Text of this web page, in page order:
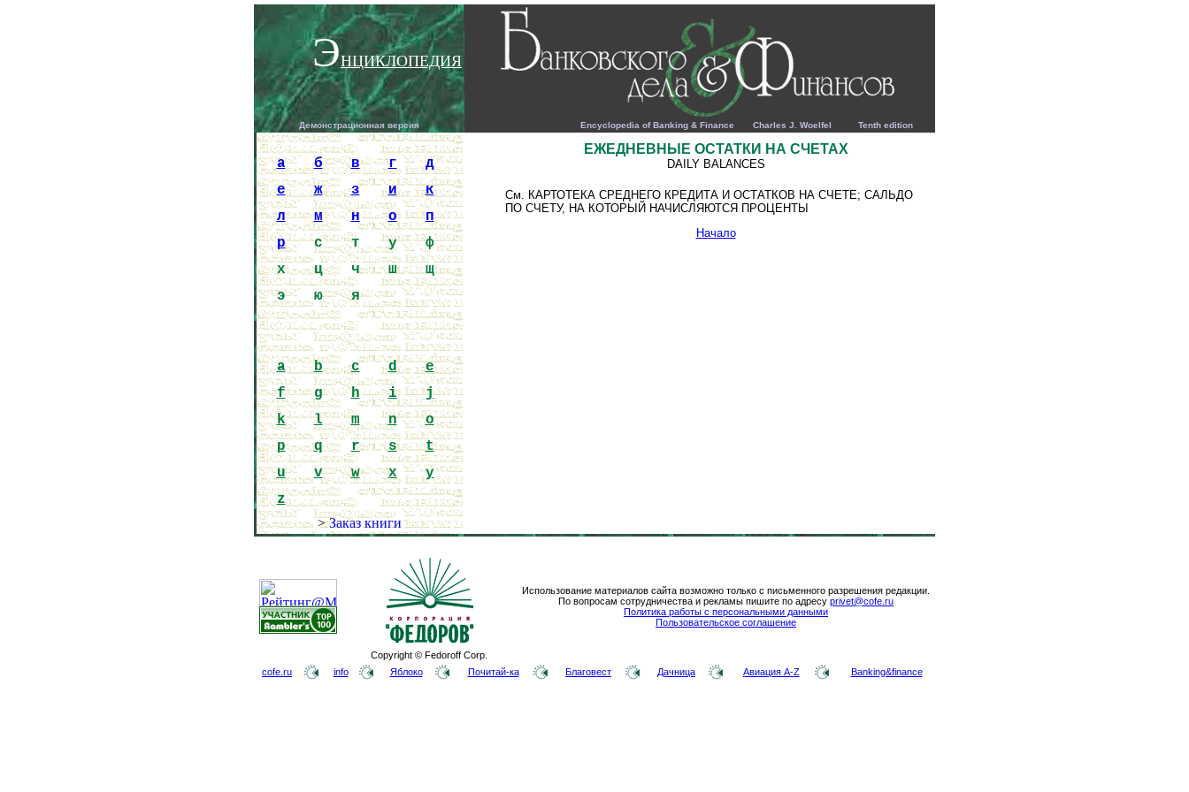
ЭНЦИКЛОПЕДИЯ
Демонстрационная версия Encyclopedia of Banking & Finance Charles J. Woelfel Tenth edition
a б в г
д
е
ж з и
к
л
м н о
п
р
с т у
ф
х
ц ч ш
щ
э
ю я
a b c d
e
f
g h i
j
k
l m n
o
p
q r s
t
u
v w x
y
z
>Заказ книги
ЕЖЕДНЕВНЫЕ ОСТАТКИ НА СЧЕТАХ
DAILY BALANCES
См. КАРТОТЕКА СРЕДНЕГО КРЕДИТА И ОСТАТКОВ НА СЧЕТЕ; САЛЬДО
ПО СЧЕТУ, НА КОТОРЫЙ НАЧИСЛЯЮТСЯ ПРОЦЕНТЫ
Начало
Copyright © Fedoroff Corp.
Использование материалов сайта возможно только с письменного разрешения редакции.
По вопросам сотрудничества и рекламы пишите по адресу privet@cofe.ru
Политика работы с персональными данными
Пользовательское соглашение
cofe.ru info Яблоко Почитай-ка Благовест Дачница Авиация A-Z Banking&finance